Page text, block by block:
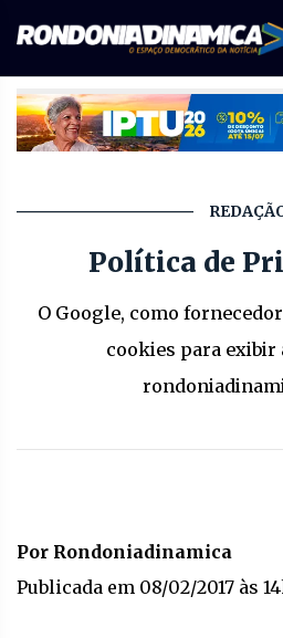
Política de
O Google, como
cookies para exibir
Por Rondoniadinamica
Publicada em 08/02/2017 às